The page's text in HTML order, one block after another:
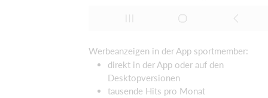
Werbeanzeigen in der App sportmember:
direkt in der App oder auf den
Desktopversionen
tausende Hits pro Monat